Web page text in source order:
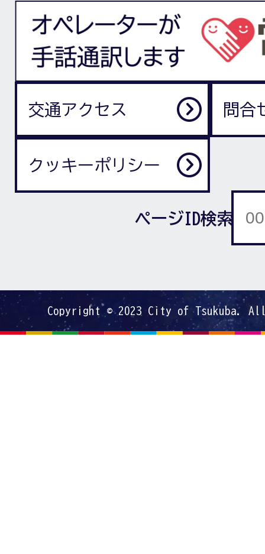
交通アクセス 問合
クッキーポリシー
ページID検索
Copyright © 2023 City of Tsukuba.